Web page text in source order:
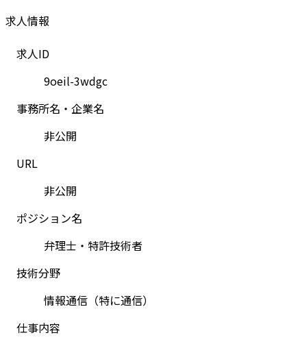
求人情報
求人ID
9oeil-3wdgc
事務所名・企業名
非公開
URL
非公開
ポジション名
弁理士・特許技術者
技術分野
情報通信（特に通信）
仕事内容